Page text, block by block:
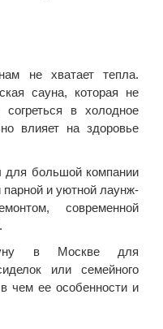
не хватает тепла.
сауна, которая не
согреться в холодное
влияет на здоровье
для большой компании
парной и уютной лаунж-
современной
в Москве для
или семейного
чем ее особенности и